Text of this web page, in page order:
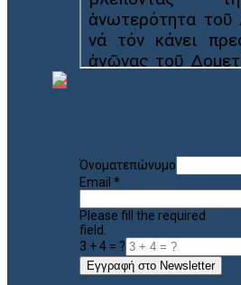
Όνοματεπώνυμο
Email *
Please fill the required
field.
3 + 4 = ?
Εγγραφή στο Newsletter